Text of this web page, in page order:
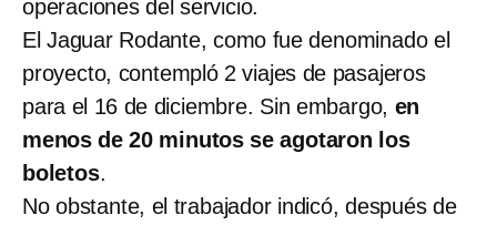
operaciones del servicio.
El Jaguar Rodante, como fue denominado el
proyecto, contempló 2 viajes de pasajeros
para el 16 de diciembre. Sin embargo, en
menos de 20 minutos se agotaron los
boletos.
No obstante, el trabajador indicó, después de